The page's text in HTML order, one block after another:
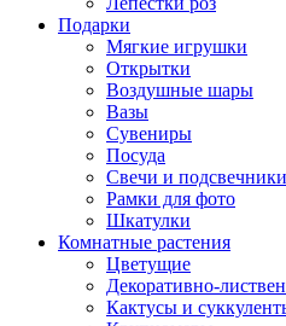
Подарки
Мягкие игрушки
Открытки
Воздушные шары
Вазы
Сувениры
Посуда
Свечи и подсвечники
Рамки для фото
Шкатулки
Комнатные растения
Цветущие
Декоративно-
Кактусы и